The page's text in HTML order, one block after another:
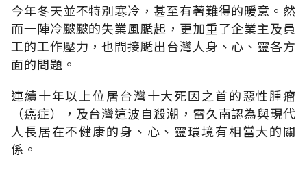
今年冬天並不特別寒冷，甚至有著難得的暖意。然
而一陣冷颼颼的失業風颳起，更加重了企業主及員
工的工作壓力，也間接颳出台灣人身、心、靈各方
面的問題。
連續十年以上位居台灣十大死因之首的惡性腫瘤
（癌症），及台灣這波自殺潮，雷久南認為與現代
人長居在不健康的身、心、靈環境有相當大的關
係。